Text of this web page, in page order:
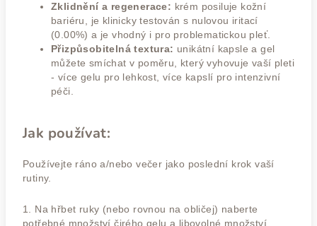
Zklidnění a regenerace: krém posiluje kožní
bariéru, je klinicky testován s nulovou iritací
(0.00%) a je vhodný i pro problematickou pleť.
Přizpůsobitelná textura: unikátní kapsle a gel
můžete smíchat v poměru, který vyhovuje vaší pleti
- více gelu pro lehkost, více kapslí pro intenzivní
péči.
Jak používat:
Používejte ráno a/nebo večer jako poslední krok vaší
rutiny.
1. Na hřbet ruky (nebo rovnou na obličej) naberte
potřebné množství čirého gelu a libovolné množství